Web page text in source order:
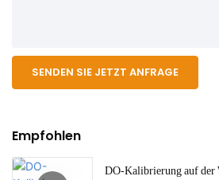
SENDEN SIE JETZT ANFRAGE
Empfohlen
DO-Kalibrierung auf der